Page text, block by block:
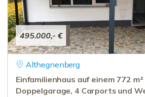
495.000,- €
Althegnenberg
Einfamilienhaus auf einem 772
Doppelgarage, 4 Carports und